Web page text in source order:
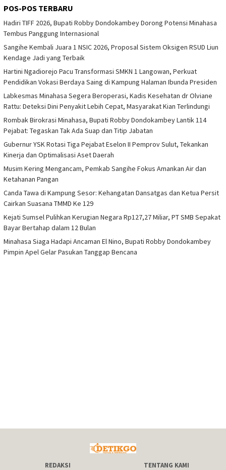
POS-POS TERBARU
Hadiri TIFF 2026, Bupati Robby Dondokambey Dorong Potensi Minahasa
Tembus Panggung Internasional
Sangihe Kembali Juara 1 NSIC 2026, Proposal Sistem Oksigen RSUD Liun
Kendage Jadi yang Terbaik
Hartini Ngadiorejo Pacu Transformasi SMKN 1 Langowan, Perkuat
Pendidikan Vokasi Berdaya Saing di Kampung Halaman Ibunda Presiden
Labkesmas Minahasa Segera Beroperasi, Kadis Kesehatan dr Olviane
Rattu: Deteksi Dini Penyakit Lebih Cepat, Masyarakat Kian Terlindungi
Rombak Birokrasi Minahasa, Bupati Robby Dondokambey Lantik 114
Pejabat: Tegaskan Tak Ada Suap dan Titip Jabatan
Gubernur YSK Rotasi Tiga Pejabat Eselon II Pemprov Sulut, Tekankan
Kinerja dan Optimalisasi Aset Daerah
Musim Kering Mengancam, Pemkab Sangihe Fokus Amankan Air dan
Ketahanan Pangan
Canda Tawa di Kampung Sesor: Kehangatan Dansatgas dan Ketua Persit
Cairkan Suasana TMMD Ke 129
Kejati Sumsel Pulihkan Kerugian Negara Rp127,27 Miliar, PT SMB Sepakat
Bayar Bertahap dalam 12 Bulan
Minahasa Siaga Hadapi Ancaman El Nino, Bupati Robby Dondokambey
Pimpin Apel Gelar Pasukan Tanggap Bencana
REDAKSI TENTANG KAMI